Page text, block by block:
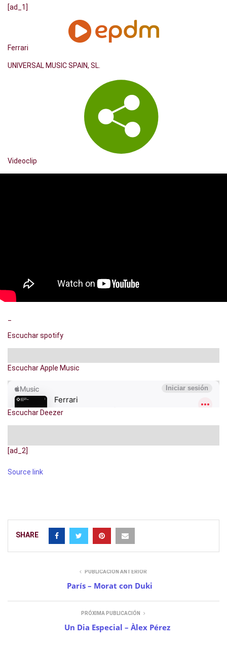
[ad_1]
Ferrari
UNIVERSAL MUSIC SPAIN, SL.
Videoclip
Escuchar spotify
Escuchar Apple Music
Escuchar Deezer
[ad_2]
Source link
SHARE
PUBLICACIÓN ANTERIOR
París – Morat con Duki
PRÓXIMA PUBLICACIÓN
Un Dia Especial – Àlex Pérez